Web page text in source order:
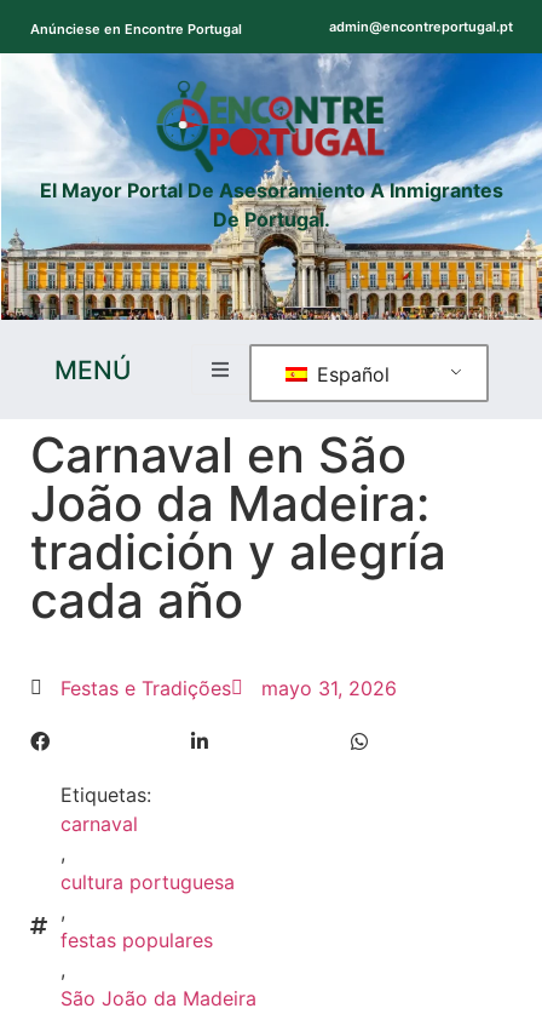
Anúnciese en Encontre Portugal admin@encontreportugal.pt
El Mayor Portal De Asesoramiento A Inmigrantes
De Portugal.
MENÚ Español
Carnaval en São
João da Madeira:
tradición y alegría
cada año
Festas e Tradições mayo 31, 2026
Etiquetas:
carnaval
,
cultura portuguesa
,
festas populares
,
São João da Madeira